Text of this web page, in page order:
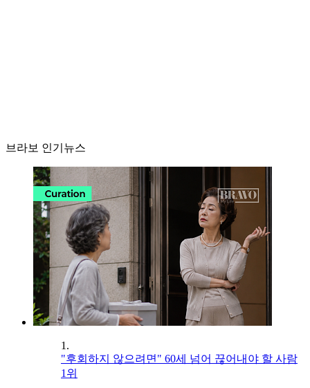
브라보 인기뉴스
1.
"후회하지 않으려면" 60세 넘어 끊어내야 할 사람
1위